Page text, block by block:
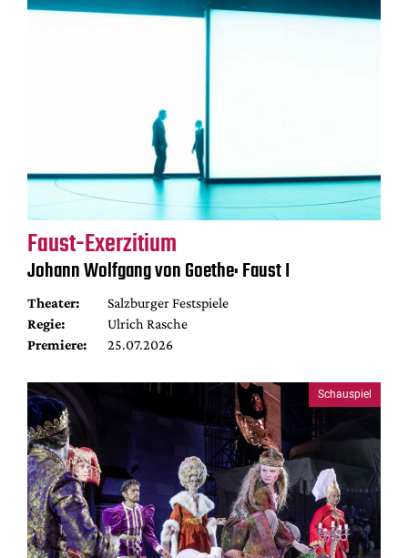
Faust-Exerzitium
Johann Wolfgang von Goethe: Faust I
Theater:
Salzburger Festspiele
Regie:
Ulrich Rasche
Premiere:
25.07.2026
Schauspiel